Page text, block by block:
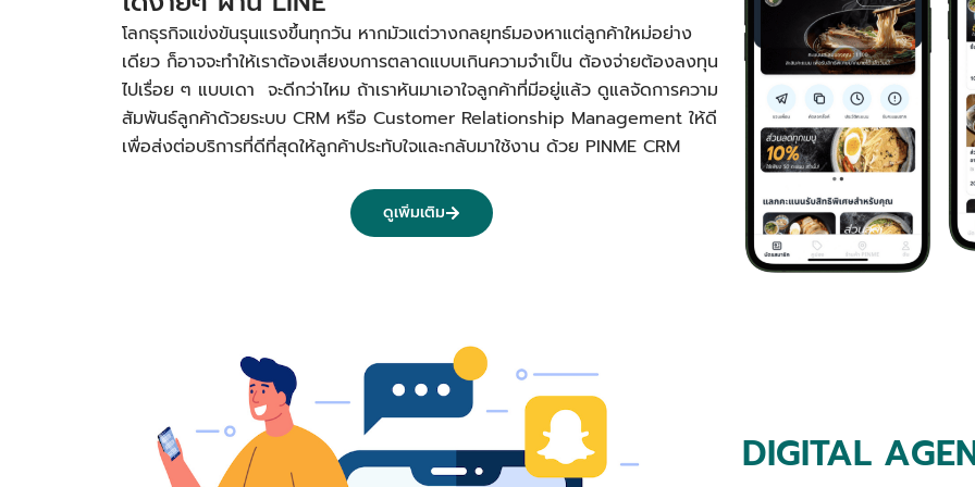
โลกธุรกิจแข่งขันรุนแรงขึ้นทุกวัน หากมัวแต่วางกลยุทธ์มองหาแต่ลูกค้าใหม่อย่าง
เดียว ก็อาจจะทำให้เราต้องเสียงบการตลาดแบบเกินความจำเป็น ต้องจ่ายต้องลงทุน
ไปเรื่อย ๆ แบบเดา จะดีกว่าไหม ถ้าเราหันมาเอาใจลูกค้าที่มีอยู่แล้ว ดูแลจัดการความ
สัมพันธ์ลูกค้าด้วยระบบ CRM หรือ Customer Relationship Management ให้ดี
เพื่อส่งต่อบริการที่ดีที่สุดให้ลูกค้าประทับใจและกลับมาใช้งาน ด้วย PINME CRM
ดูเพิ่มเติม
DIGITAL